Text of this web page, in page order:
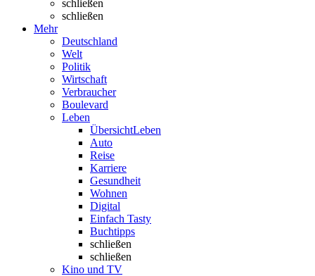
schließen
schließen
Mehr
Deutschland
Welt
Politik
Wirtschaft
Verbraucher
Boulevard
Leben
ÜbersichtLeben
Auto
Reise
Karriere
Gesundheit
Wohnen
Digital
Einfach Tasty
Buchtipps
schließen
schließen
Kino und TV